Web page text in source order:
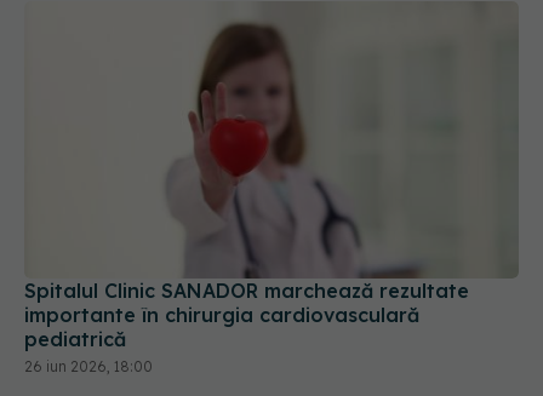
Spitalul Clinic SANADOR marchează rezultate
importante în chirurgia cardiovasculară
pediatrică
26 iun 2026, 18:00